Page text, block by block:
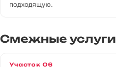
подходящую.
Смежные услуги
Участок 06